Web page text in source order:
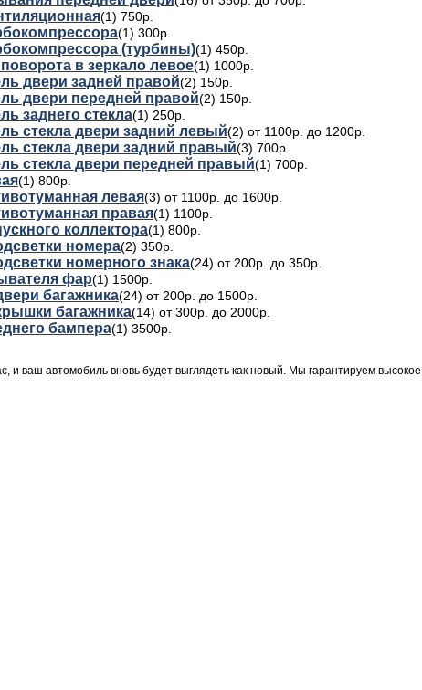
(1) 750р.
(1) 300р.
(турбины)(1) 450р.
в зеркало левое(1) 1000р.
двери задней правой(2) 150р.
двери передней правой(2) 150р.
заднего стекла(1) 250р.
стекла двери задний левый(2) от 1100р. до 1200р.
стекла двери задний правый(3) 700р.
стекла двери передней правый(1) 700р.
(1) 800р.
левая(3) от 1100р. до 1600р.
правая(1) 1100р.
коллектора(1) 800р.
номера(2) 350р.
номерного знака(24) от 200р. до 350р.
фар(1) 1500р.
багажника(24) от 200р. до 1500р.
багажника(14) от 300р. до 2000р.
бампера(1) 3500р.
ваш автомобиль вновь будет выглядеть как новый. Мы гарантируем